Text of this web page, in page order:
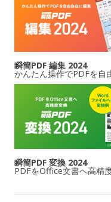
瞬簡PDF 編集 2024
かんたん操作でPDFを自
瞬簡PDF 変換 2024
PDFをOffice文書へ高精